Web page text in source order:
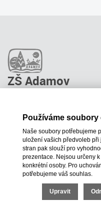
ZŠ Adamov
Stravování
ŠPP Poradenství
Kontakty
Projekty školy
+420 515 531 196
Používáme
Naše soubory potřebujeme
uložení vašich předvoleb
stran pak slouží pro
prezentace. Nejsou určeny
konkrétní osoby. Pro
potřebujeme váš souhlas.
Upravit